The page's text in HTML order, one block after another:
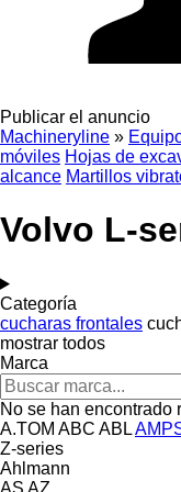
Publicar el anuncio
Machineryline »
móviles Hojas de
alcance Martillos
Volvo L-
Categoría
cucharas frontales
mostrar todos
Marca
No se han encontrado
A.TOM ABC ABL
Z-series
Ahlmann
AS AZ